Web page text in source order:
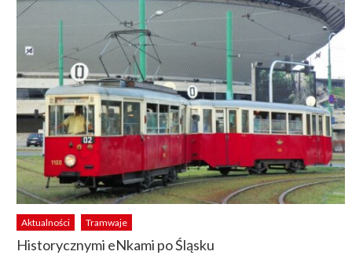
Aktualności Tramwaje
Historycznymi eNkami po Śląsku